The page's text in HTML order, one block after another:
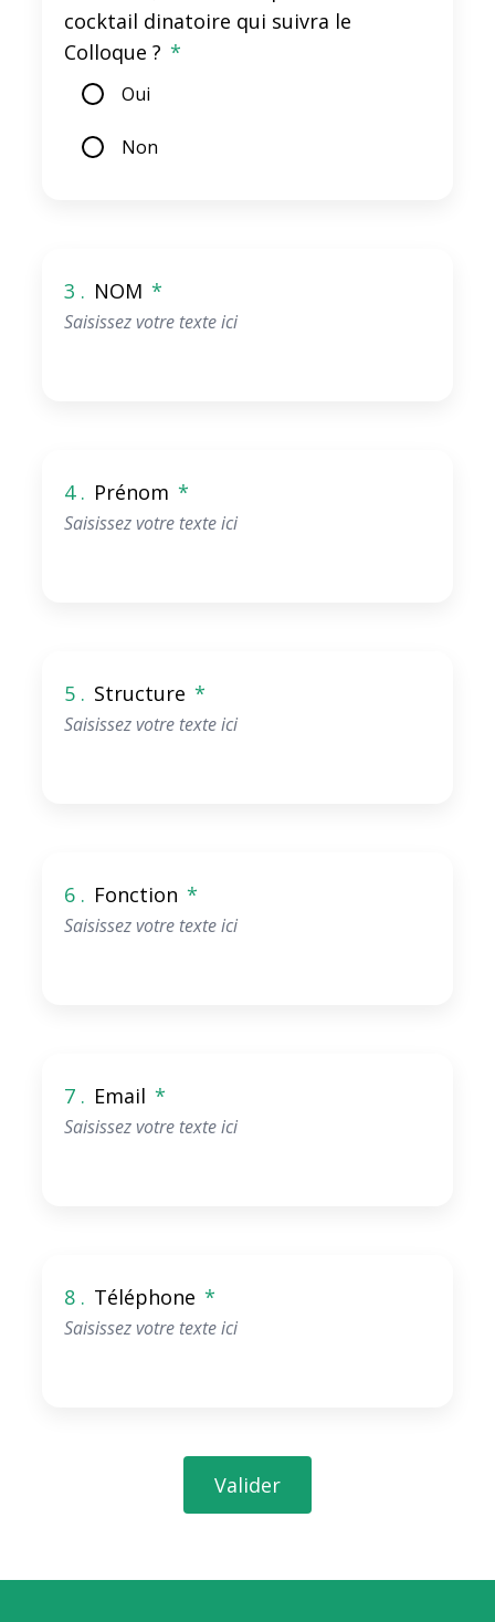
cocktail dinatoire qui suivra le
Colloque ? *
Oui
Non
3 . NOM *
4 . Prénom *
5 . Structure *
6 . Fonction *
7 . Email *
8 . Téléphone *
Valider